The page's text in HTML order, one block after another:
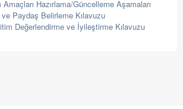
Hazırlama/Güncelleme Aşamaları
Paydaş Belirleme Kılavuzu
Değerlendirme ve İyileştirme Kılavuzu